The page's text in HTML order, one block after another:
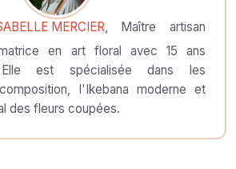
MERCIER , Maître artisan
en art floral avec 15 ans
Elle est spécialisée dans les
l'Ikebana moderne et
des fleurs coupées.